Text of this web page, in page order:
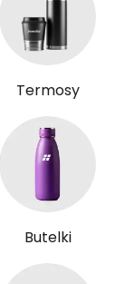
Termosy
Butelki